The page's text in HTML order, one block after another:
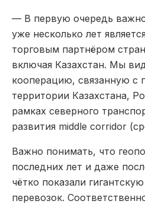
— В первую очередь важно
уже несколько лет
торговым партнёром
включая Казахстан. Мы
кооперацию, связанную с
территории Казахстана,
рамках северного
развития middle corridor
Важно понимать, что
последних лет и даже
чётко показали
перевозок.